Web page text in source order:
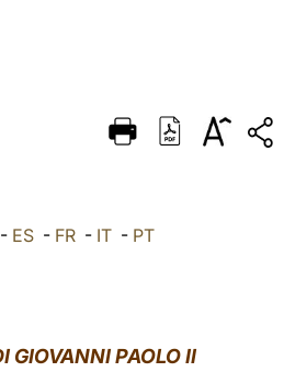
DEUTSCH
العربيّة - ES - FR - IT - PT
GIOVANNI PAOLO II